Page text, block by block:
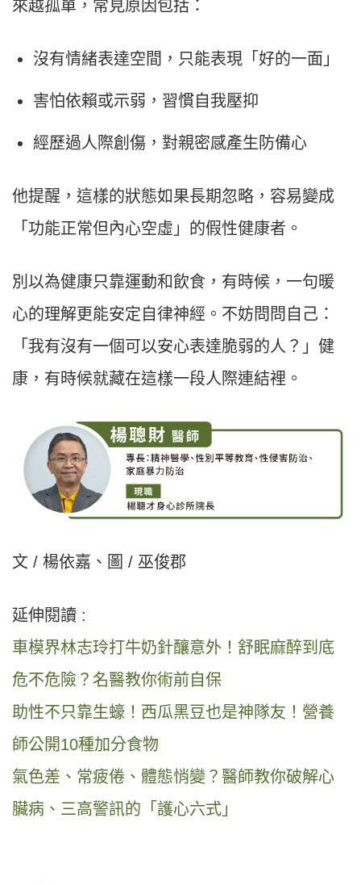
來越孤單，常見原因包括：
沒有情緒表達空間，只能表現「好的一面」
害怕依賴或示弱，習慣自我壓抑
經歷過人際創傷，對親密感產生防備心
他提醒，這樣的狀態如果長期忽略，容易變成
「功能正常但內心空虛」的假性健康者。
別以為健康只靠運動和飲食，有時候，一句暖
心的理解更能安定自律神經。不妨問問自己：
「我有沒有一個可以安心表達脆弱的人？」健
康，有時候就藏在這樣一段人際連結裡。
文 / 楊依嘉、圖 / 巫俊郡
延伸閱讀 :
車模界林志玲打牛奶針釀意外！舒眠麻醉到底
危不危險？名醫教你術前自保
助性不只靠生蠔！西瓜黑豆也是神隊友！營養
師公開10種加分食物
氣色差、常疲倦、體態悄變？醫師教你破解心
臟病、三高警訊的「護心六式」